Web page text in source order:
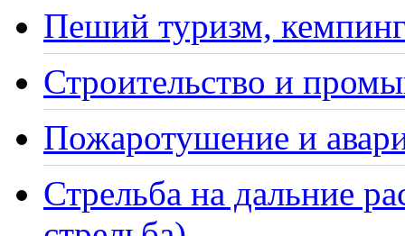
Пеший туризм,
Строительство и
Пожаротушение и
Стрельба на дальние